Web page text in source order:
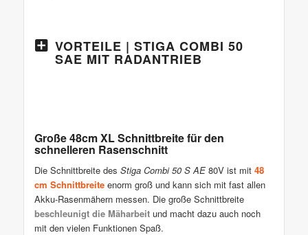
VORTEILE | STIGA COMBI 50
SAE MIT RADANTRIEB
Große 48cm XL Schnittbreite für den
schnelleren Rasenschnitt
Die Schnittbreite des Stiga Combi 50 S AE80V ist mit 48
cm Schnittbreiteenorm groß und kann sich mit fast allen
Akku-Rasenmähern messen. Die große Schnittbreite
beschleunigt die Mäharbeitund macht dazu auch noch
mit den vielen Funktionen Spaß.